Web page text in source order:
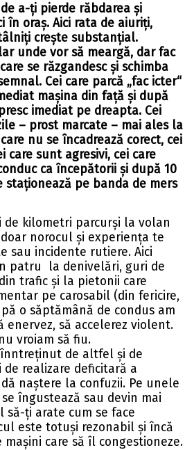
a-ți pierde răbdarea și
în oraș. Aici rata de aiuriți,
crește substanțial.
unde vor să meargă, dar fac
se răzgandesc și schimba
Cei care parcă „fac icter“
mașina din față și după
imediat pe dreapta. Cei
– prost marcate – mai ales la
nu se încadrează corect, cei
care sunt agresivi, cei care
ca începătorii și după 10
staționează pe banda de mers
de kilometri parcurși la volan
norocul și experiența te
sau incidente rutiere. Aici
patru la denivelări, guri de
trafic și la pietonii care
pe carosabil (din fericire,
o săptămână de condus am
enervez, să accelerez violent.
vroiam să fiu.
de altfel și de
realizare deficitară a
naștere la confuzii. Pe unele
îngustează sau devin mai
să-ți arate cum se face
este totuși rezonabil și încă
care să îl congestioneze.